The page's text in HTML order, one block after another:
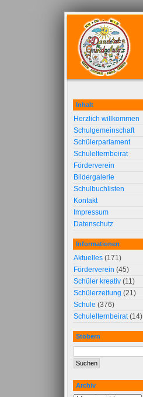
Inhalt
Herzlich willkommen
Schulgemeinschaft
Schülerparlament
Schulelternbeirat
Förderverein
Bildergalerie
Schulbuchlisten
Kontakt
Impressum
Datenschutz
Informationen
Aktuelles (171)
Förderverein (45)
Schüler kreativ (11)
Schülerzeitung (21)
Schule (376)
Schulelternbeirat(14)
Stöbern
Archiv